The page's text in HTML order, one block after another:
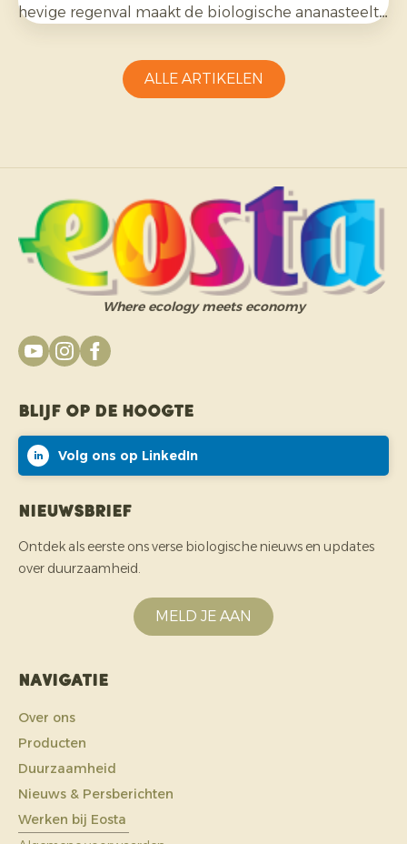
hevige regenval maakt de biologische ananasteelt
ALLE ARTIKELEN
Where ecology meets economy
Blijf op de hoogte
Volg ons op LinkedIn
Nieuwsbrief
Ontdek als eerste ons verse biologische nieuws en updates
over duurzaamheid.
MELD JE AAN
Navigatie
Over ons
Producten
Duurzaamheid
Nieuws & Persberichten
Werken bij Eosta